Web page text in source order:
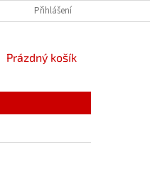
ZPRACOVÁNÍ OSOBNÍCH ÚDAJŮ
Přihlášení
NÁKUPNÍ
Prázdný košík